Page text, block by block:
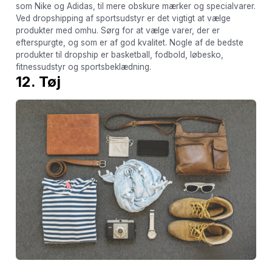
som Nike og Adidas, til mere obskure mærker og specialvarer.
Ved dropshipping af sportsudstyr er det vigtigt at vælge
produkter med omhu. Sørg for at vælge varer, der er
efterspurgte, og som er af god kvalitet. Nogle af de bedste
produkter til dropship er basketball, fodbold, løbesko,
fitnessudstyr og sportsbeklædning.
12. Tøj